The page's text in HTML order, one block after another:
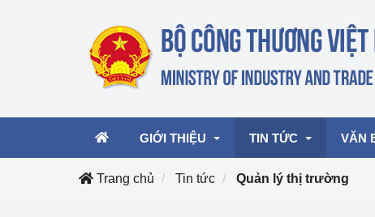
GIỚI THIỆU TIN TỨC VĂN
Trang chủ Tin tức Quản lý thị trường